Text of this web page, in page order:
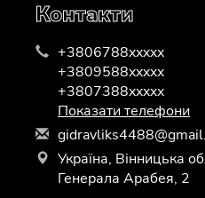
Контакти
+3806788xxxxx
+3809588xxxxx
+3807388xxxxx
Показати телефони
gidravliks4488@gmai
Україна, Вінницька
Генерала Арабея, 2